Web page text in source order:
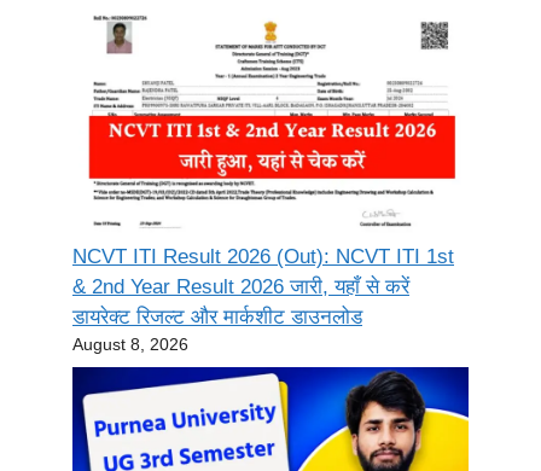
NCVT ITI Result 2026 (Out): NCVT ITI 1st
& 2nd Year Result 2026 जारी, यहाँ से करें
डायरेक्ट रिजल्ट और मार्कशीट डाउनलोड
August 8, 2026